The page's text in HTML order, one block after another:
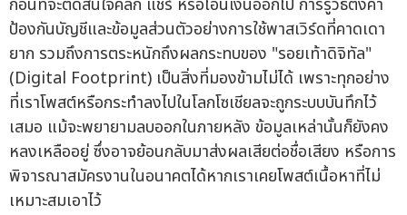
ก่อนที่จะตัดสินใจคลิก แชร์ หรือโอนเงินออกไป การรู้วิธีตั้งค่า
ป้องกันบัญชีและข้อมูลส่วนตัวอย่างการใช้พาสเวิร์ดที่คาดเดา
ยาก รวมถึงการตระหนักถึงผลกระทบของ "รอยเท้าดิจิทัล"
(Digital Footprint) เป็นสิ่งที่มองข้ามไม่ได้ เพราะทุกอย่าง
ที่เราโพสต์หรือกระทำลงไปในโลกโซเชียลจะถูกระบบบันทึกไว้
เสมอ แม้จะพยายามลบออกในภายหลัง ข้อมูลเหล่านั้นก็ยังคง
หลงเหลืออยู่ ซึ่งอาจย้อนกลับมาส่งผลเสียต่อชื่อเสียง หรือการ
พิจารณาสมัครงานในอนาคตได้หากเราเคยโพสต์เนื้อหาที่ไม่
เหมาะสมเอาไว้